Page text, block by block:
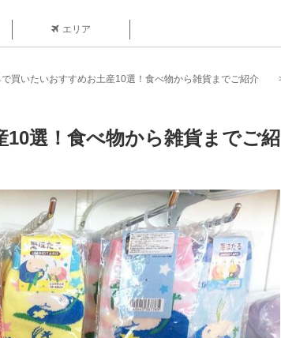
エリア
買いたいおすすめお土産10選！食べ物から雑貨までご紹介
選！食べ物から雑貨までご紹